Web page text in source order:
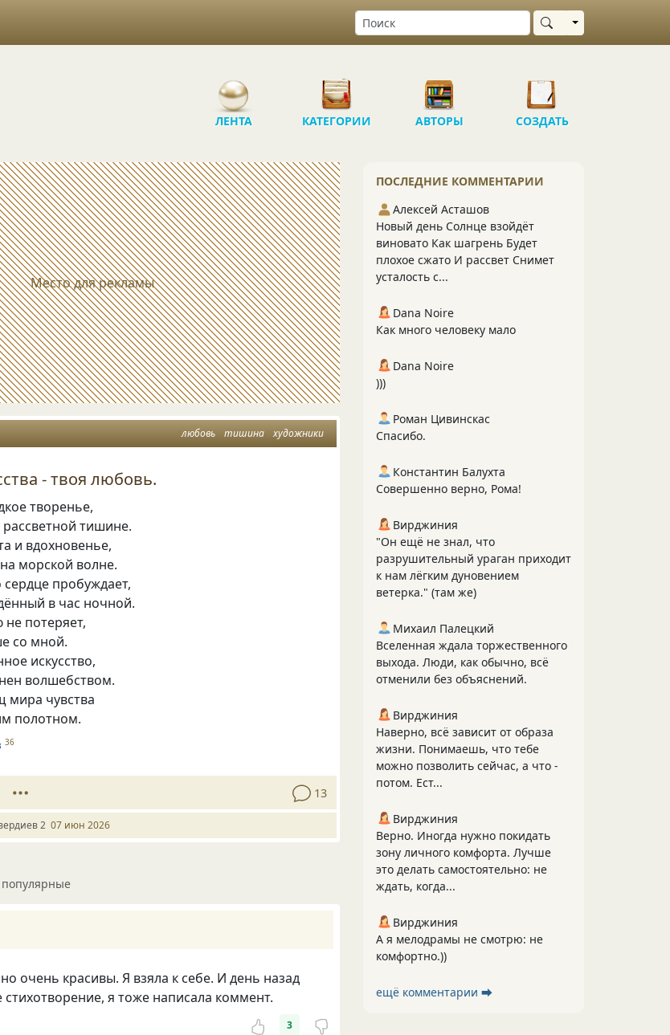
Выбрать область
ЛЕНТА КАТЕГОРИИ АВТОРЫ СОЗДАТЬ
Место для рекламы
любовь тишина художники
- твоя любовь.
творенье,
рассветной тишине.
и вдохновенье,
морской волне.
пробуждает,
в час ночной.
не потеряет,
со мной.
искусство,
волшебством.
мира чувства
полотном.
36
13
2 07 июн 2026
популярные
очень красивы. Я взяла к себе. И день назад
я тоже написала коммент.
3
ПОСЛЕДНИЕ КОММЕНТАРИИ
Алексей Асташов
Новый день Солнце взойдёт
виновато Как шагрень Будет
плохое сжато И рассвет Снимет
усталость с...
Dana Noire
Как много человеку мало
Dana Noire
)))
Роман Цивинскас
Спасибо.
Константин Балухта
Совершенно верно, Рома!
Вирджиния
"Он ещё не знал, что
разрушительный ураган приходит
к нам лёгким дуновением
ветерка." (там же)
Михаил Палецкий
Вселенная ждала торжественного
выхода. Люди, как обычно, всё
отменили без объяснений.
Вирджиния
Наверно, всё зависит от образа
жизни. Понимаешь, что тебе
можно позволить сейчас, а что -
потом. Ест...
Вирджиния
Верно. Иногда нужно покидать
зону личного комфорта. Лучше
это делать самостоятельно: не
ждать, когда...
Вирджиния
А я мелодрамы не смотрю: не
комфортно.))
ещё комментарии ⮕